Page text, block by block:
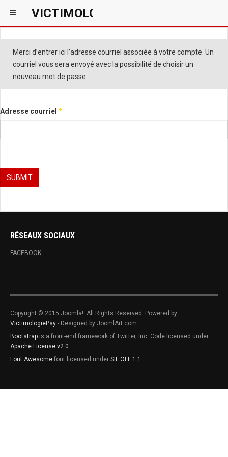
VICTIMOLOGIEPSY
Merci d’entrer ici l’adresse courriel associée à votre compte. Un
courriel vous sera envoyé avec la possibilité de choisir un
nouveau mot de passe.
Adresse courriel *
SUBMIT
RÉSEAUX SOCIAUX
FACEBOOK
Copyright © 2015 Joomla!. All Rights Reserved. Powered by
VictimologiePsy - Designed by JoomlArt.com.
Bootstrap is a front-end framework of Twitter, Inc. Code licensed under
Apache License v2.0.
Font Awesome font licensed under SIL OFL 1.1 .